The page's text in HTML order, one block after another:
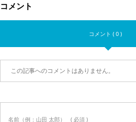
コメント
コメント ( 0 )
この記事へのコメントはありません。
名前（例：山田 太郎） ( 必須 )